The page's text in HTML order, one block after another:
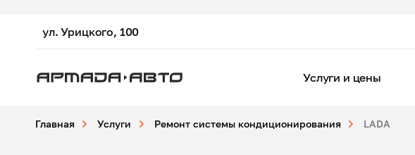
ул. Урицкого, 100
Услуги и цены
Главная Услуги Ремонт системы кондиционирования LADA